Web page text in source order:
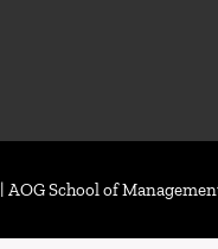
School of